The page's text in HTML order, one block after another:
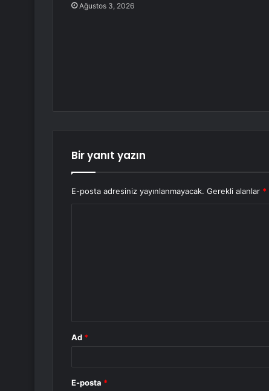
Ağustos 3, 2026
Bir yanıt yazın
E-posta adresiniz yayınlanmayacak. Gerekli alanlar *
Ad *
E-posta *